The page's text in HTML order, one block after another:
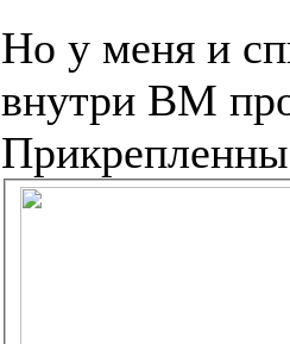
Но у меня и
внутри ВМ